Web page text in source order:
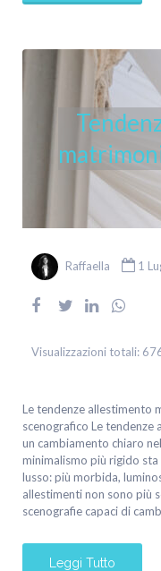
Raffaella 1
Visualizzazioni totali:
Le tendenze allestimento
scenografico Le
un cambiamento chiaro
minimalismo più rigido
lusso: più morbida,
allestimenti non sono più
scenografie capaci di
Leggi Tutto